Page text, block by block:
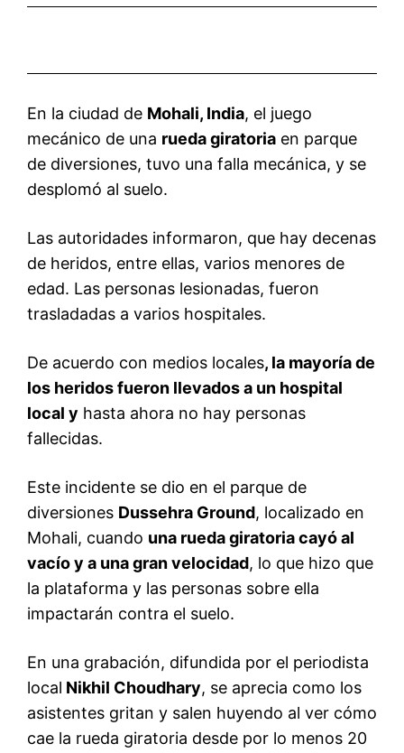
En la ciudad de Mohali, India, el juego
mecánico de una rueda giratoria en parque
de diversiones, tuvo una falla mecánica, y se
desplomó al suelo.
Las autoridades informaron, que hay decenas
de heridos, entre ellas, varios menores de
edad. Las personas lesionadas, fueron
trasladadas a varios hospitales.
De acuerdo con medios locales, la mayoría de
los heridos fueron llevados a un hospital
local y hasta ahora no hay personas
fallecidas.
Este incidente se dio en el parque de
diversiones Dussehra Ground, localizado en
Mohali, cuando una rueda giratoria cayó al
vacío y a una gran velocidad, lo que hizo que
la plataforma y las personas sobre ella
impactarán contra el suelo.
En una grabación, difundida por el periodista
local Nikhil Choudhary, se aprecia como los
asistentes gritan y salen huyendo al ver cómo
cae la rueda giratoria desde por lo menos 20